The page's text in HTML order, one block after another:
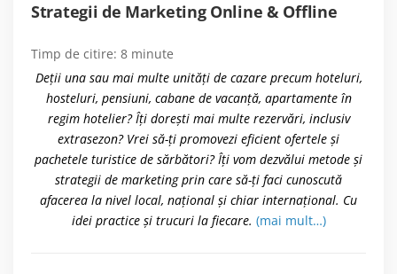
Strategii de Marketing Online & Offline
Timp de citire: 8 minute
Deții una sau mai multe unități de cazare precum hoteluri,
hosteluri, pensiuni, cabane de vacanță, apartamente în
regim hotelier? Îți dorești mai multe rezervări, inclusiv
extrasezon? Vrei să-ți promovezi eficient ofertele și
pachetele turistice de sărbători? Îți vom dezvălui metode și
strategii de marketing prin care să-ți faci cunoscută
afacerea la nivel local, național și chiar internațional. Cu
idei practice și trucuri la fiecare. (mai mult…)